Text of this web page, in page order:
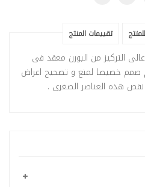
تقييمات المنتج
التركيز من البورن معقد فى
صمم خصيصا لمنع و تصحيح اعراض
نقص هذه العناصر الصغرى .